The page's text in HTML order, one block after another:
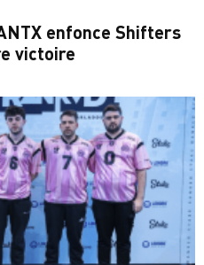
enfonce Shifters
victoire